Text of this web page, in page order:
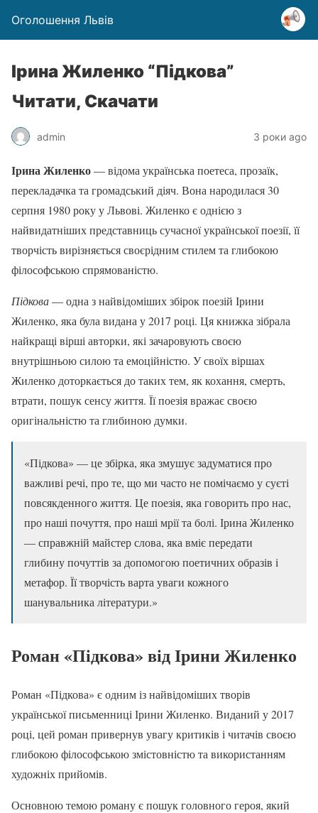
Оголошення Львів
Ірина Жиленко “Підкова”
Читати, Скачати
admin 3 роки ago
Ірина Жиленко— відома українська поетеса, прозаїк,
перекладачка та громадський діяч. Вона народилася 30
серпня 1980 року у Львові. Жиленко є однією з
найвидатніших представниць сучасної української поезії, її
творчість вирізняється своєрідним стилем та глибокою
філософською спрямованістю.
Підкова— одна з найвідоміших збірок поезій Ірини
Жиленко, яка була видана у 2017 році. Ця книжка зібрала
найкращі вірші авторки, які зачаровують своєю
внутрішньою силою та емоційністю. У своїх віршах
Жиленко доторкається до таких тем, як кохання, смерть,
втрати, пошук сенсу життя. Її поезія вражає своєю
оригінальністю та глибиною думки.
«Підкова» — це збірка, яка змушує задуматися про
важливі речі, про те, що ми часто не помічаємо у суєті
повсякденного життя. Це поезія, яка говорить про нас,
про наші почуття, про наші мрії та болі. Ірина Жиленко
— справжній майстер слова, яка вміє передати
глибину почуттів за допомогою поетичних образів і
метафор. Її творчість варта уваги кожного
шанувальника літератури.»
Роман «Підкова» від Ірини Жиленко
Роман «Підкова» є одним із найвідоміших творів
української письменниці Ірини Жиленко. Виданий у 2017
році, цей роман привернув увагу критиків і читачів своєю
глибокою філософською змістовністю та використанням
художніх прийомів.
Основною темою роману є пошук головного героя, який